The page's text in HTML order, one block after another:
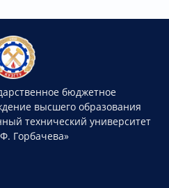
бюджетное
высшего образования
технический университет
Горбачева»